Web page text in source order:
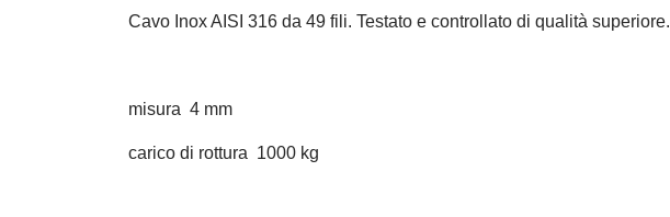
Cavo Inox AISI 316 da 49 fili. Testato e controllato di qualità superiore.
misura 4 mm
carico di rottura 1000 kg